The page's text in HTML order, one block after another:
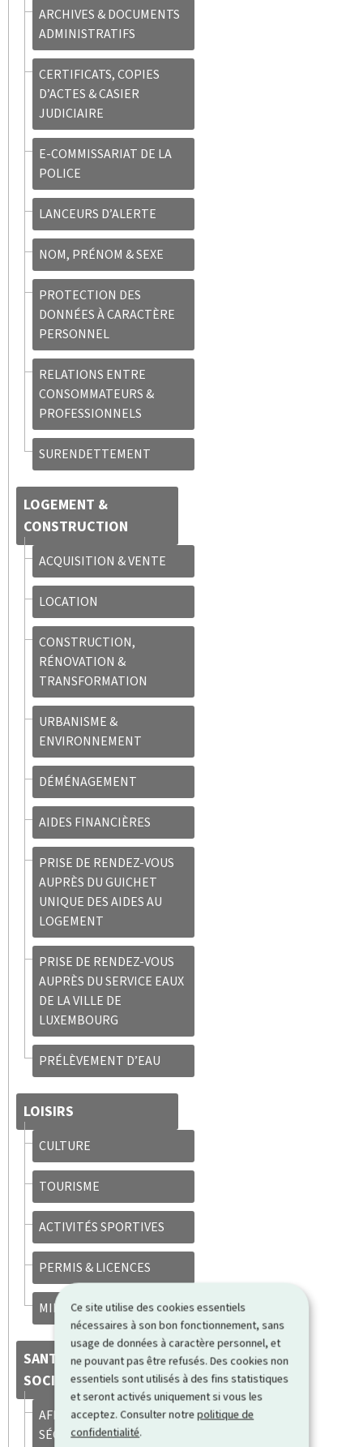
Ce site utilise des cookies essentiels
nécessaires à son bon fonctionnement, sans
usage de données à caractère personnel, et
ne pouvant pas être refusés. Des cookies non
essentiels sont utilisés à des fins statistiques
et seront activés uniquement si vous les
acceptez. Consulter notrepolitique de
confidentialité.
ARCHIVES & DOCUMENTS
ADMINISTRATIFS
CERTIFICATS, COPIES
D’ACTES & CASIER
JUDICIAIRE
E-COMMISSARIAT DE LA
POLICE
LANCEURS D’ALERTE
NOM, PRÉNOM & SEXE
PROTECTION DES
DONNÉES À CARACTÈRE
PERSONNEL
RELATIONS ENTRE
CONSOMMATEURS &
PROFESSIONNELS
SURENDETTEMENT
LOGEMENT &
CONSTRUCTION
ACQUISITION & VENTE
LOCATION
CONSTRUCTION,
RÉNOVATION &
TRANSFORMATION
URBANISME &
ENVIRONNEMENT
DÉMÉNAGEMENT
AIDES FINANCIÈRES
PRISE DE RENDEZ-VOUS
AUPRÈS DU GUICHET
UNIQUE DES AIDES AU
LOGEMENT
PRISE DE RENDEZ-VOUS
AUPRÈS DU SERVICE EAUX
DE LA VILLE DE
LUXEMBOURG
PRÉLÈVEMENT D’EAU
LOISIRS
CULTURE
TOURISME
ACTIVITÉS SPORTIVES
PERMIS & LICENCES
MILIEU ASSOCIATIF
SANTÉ & SÉCURITÉ
SOCIALE
AFFILIATION À LA
SÉCURITÉ SOCIALE